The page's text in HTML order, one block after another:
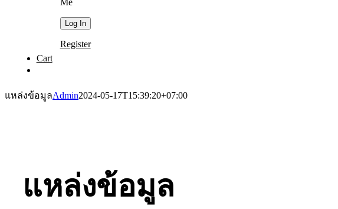
Register
Cart
แหล่งข้อมูลAdmin2024-05-17T15:39:20+07:00
แหล่งข้อมูล